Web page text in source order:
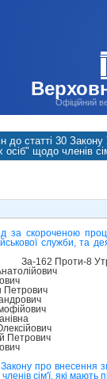
Офіційний
до статті 30
осіб" щодо членів
за скороченою
служби, та
За-162 Проти-8
Петрович
Петрович
про внесення
сім'ї, які